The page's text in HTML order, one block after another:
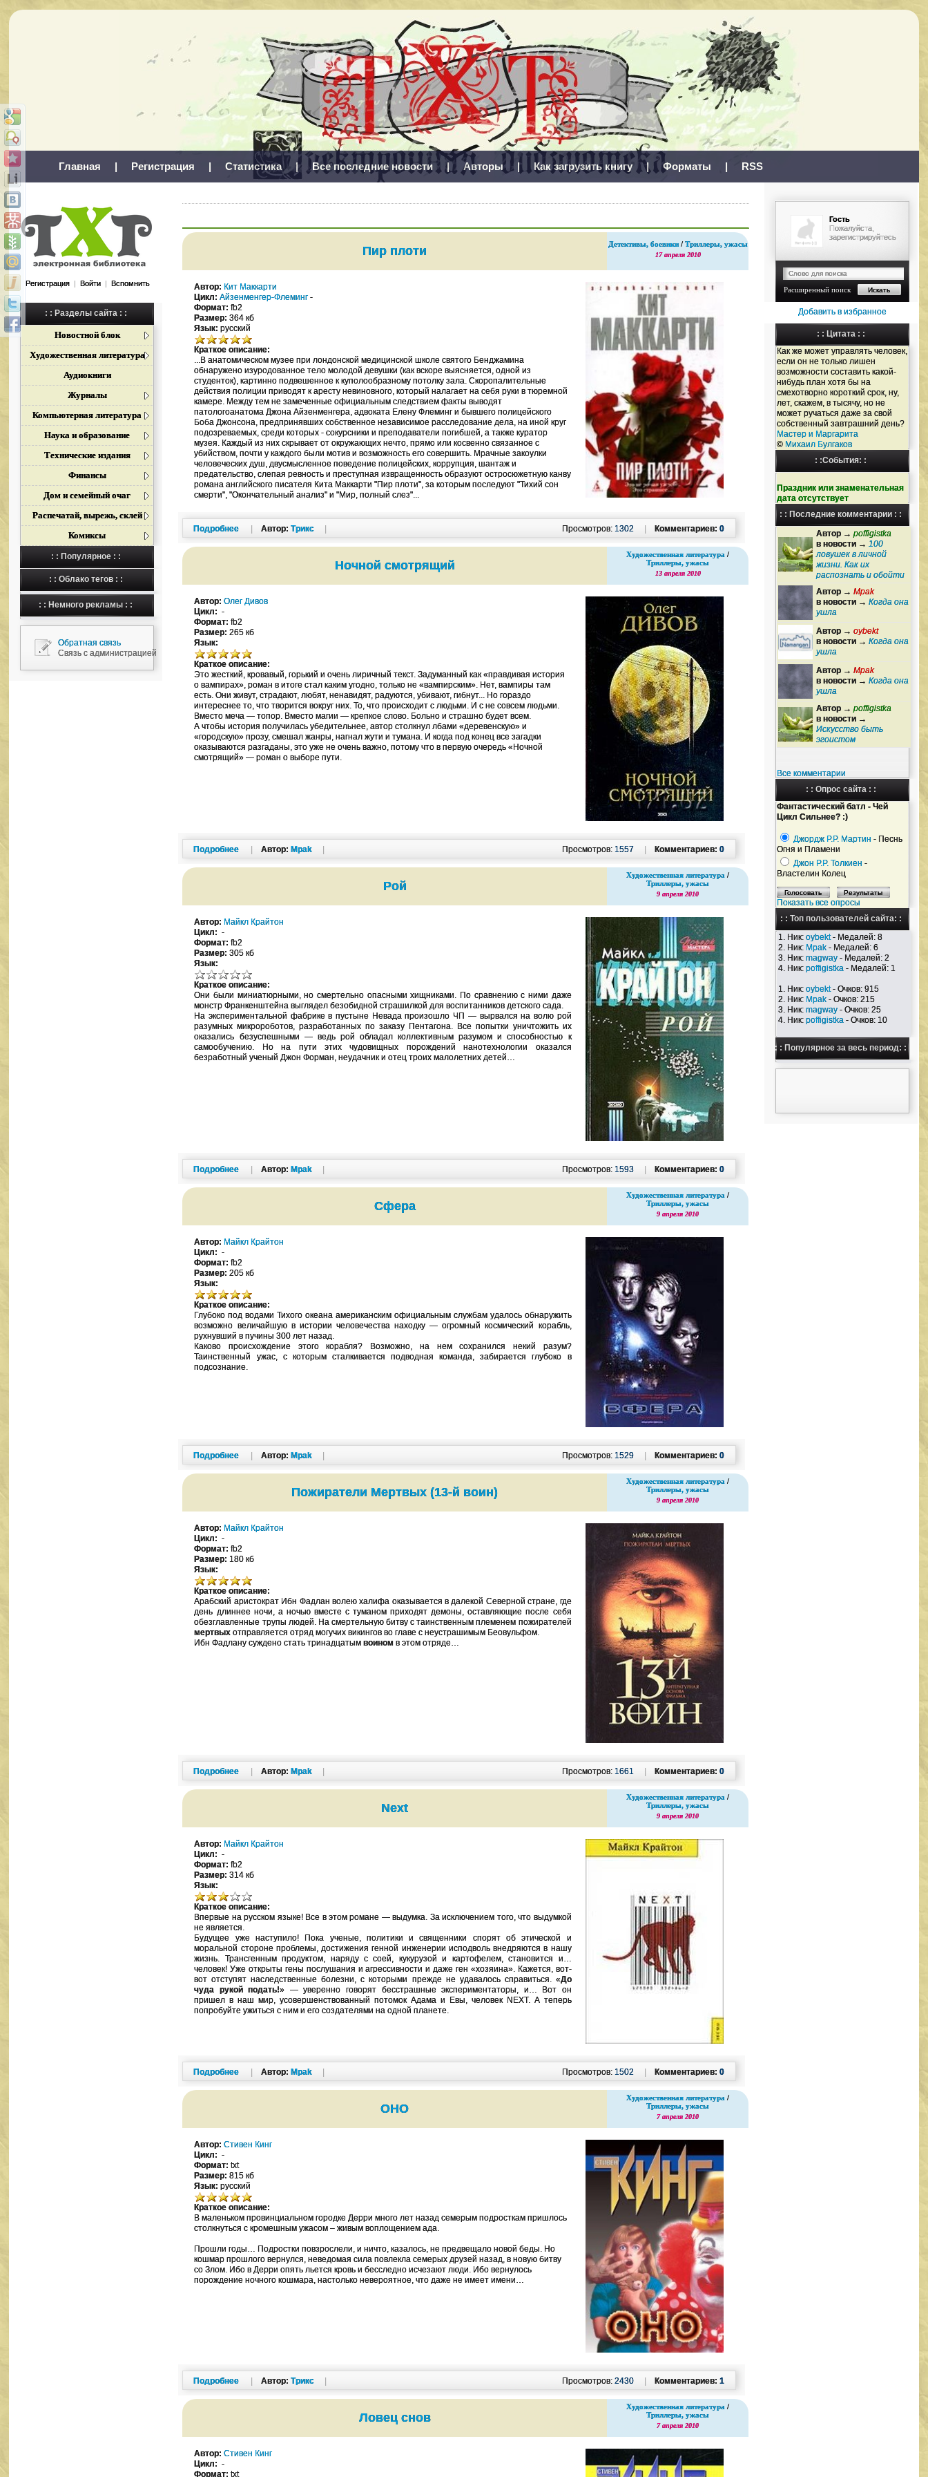
Главная | Регистрация | Статистика | Все последние новости | Авторы | Как загрузить книгу | Форматы | RSS
Регистрация | Войти | Вспомнить
: : Разделы сайта : :
Новостной блок
Художественная литература
Аудиокниги
Журналы
Компьютерная литература
Наука и образование
Технические издания
Финансы
Дом и семейный очаг
Распечатай, вырежь, склей
Комиксы
: : Популярное : :
: : Облако тегов : :
: : Немного рекламы : :
Обратная связь
Связь с администрацией
Гость
Пожалуйста,
зарегистрируйтесь
Расширенный поиск
Добавить в избранное
: : Цитата : :
Как же может управлять человек,
если он не только лишен
возможности составить какой-
нибудь план хотя бы на
смехотворно короткий срок, ну,
лет, скажем, в тысячу, но не
может ручаться даже за свой
собственный завтрашний день?
Мастер и Маргарита
© Михаил Булгаков
: :События: :
Праздник или знаменательная
дата отсутствует
: : Последние комментарии : :
Автор → poffigistka
в новости → 100
ловушек в личной
жизни. Как их
распознать и обойти
Автор → Mpak
в новости → Когда она
ушла
Автор → oybekt
в новости → Когда она
ушла
Автор → Mpak
в новости → Когда она
ушла
Автор → poffigistka
в новости →
Искусство быть
эгоистом
Все комментарии
: : Опрос сайта : :
Фантастический батл - Чей
Цикл Сильнее? :)
Джордж Р.Р. Мартин - Песнь
Огня и Пламени
Джон Р.Р. Толкиен -
Властелин Колец
Показать все опросы
: : Топ пользователей сайта: :
1. Ник: oybekt- Медалей: 8
2. Ник: Mpak- Медалей: 6
3. Ник: magway- Медалей: 2
4. Ник: poffigistka- Медалей: 1
1. Ник: oybekt- Очков: 915
2. Ник: Mpak- Очков: 215
3. Ник: magway- Очков: 25
4. Ник: poffigistka- Очков: 10
: : Популярное за весь период: :
Пир плоти Детективы, боевики/ Триллеры, ужасы
17 апреля 2010
Автор: Кит Маккарти
Цикл: Айзенменгер-Флеминг -
Формат: fb2
Размер: 364 кб
Язык: русский
Краткое описание:
...В анатомическом музее при лондонской медицинской школе святого Бенджамина
обнаружено изуродованное тело молодой девушки (как вскоре выясняется, одной из
студенток), картинно подвешенное к куполообразному потолку зала. Скоропалительные
действия полиции приводят к аресту невиновного, который налагает на себя руки в тюремной
камере. Между тем не замеченные официальным следствием факты выводят
патологоанатома Джона Айзенменгера, адвоката Елену Флеминг и бывшего полицейского
Боба Джонсона, предпринявших собственное независимое расследование дела, на иной круг
подозреваемых, среди которых - сокурсники и преподаватели погибшей, а также куратор
музея. Каждый из них скрывает от окружающих нечто, прямо или косвенно связанное с
убийством, почти у каждого были мотив и возможность его совершить. Мрачные закоулки
человеческих душ, двусмысленное поведение полицейских, коррупция, шантаж и
предательство, слепая ревность и преступная извращенность образуют остросюжетную канву
романа английского писателя Кита Маккарти "Пир плоти", за которым последуют "Тихий сон
смерти", "Окончательный анализ" и "Мир, полный слез"...
Подробнее Автор:Трикс Комментариев: 0
Просмотров: 1302
Ночной смотрящий
Художественная литература /
Триллеры, ужасы
13 апреля 2010
Автор: Олег Дивов
Цикл: -
Формат: fb2
Размер: 265 кб
Язык:
Краткое описание:
Это жесткий, кровавый, горький и очень лиричный текст. Задуманный как «правдивая история
о вампирах», роман в итоге стал каким угодно, только не «вампирским». Нет, вампиры там
есть. Они живут, страдают, любят, ненавидят, радуются, убивают, гибнут... Но гораздо
интереснее то, что творится вокруг них. То, что происходит с людьми. И с не совсем людьми.
Вместо меча — топор. Вместо магии — крепкое слово. Больно и страшно будет всем.
А чтобы история получилась убедительнее, автор столкнул лбами «деревенскую» и
«городскую» прозу, смешал жанры, нагнал жути и тумана. И когда под конец все загадки
оказываются разгаданы, это уже не очень важно, потому что в первую очередь «Ночной
смотрящий» — роман о выборе пути.
Подробнее Автор: Mpak Комментариев: 0
Просмотров: 1557
Рой
Художественная литература /
Триллеры, ужасы
9 апреля 2010
Автор: Майкл Крайтон
Цикл: -
Формат: fb2
Размер: 305 кб
Язык:
Краткое описание:
Они были миниатюрными, но смертельно опасными хищниками. По сравнению с ними даже
монстр Франкенштейна выглядел безобидной страшилкой для воспитанников детского сада.
На экспериментальной фабрике в пустыне Невада произошло ЧП — вырвался на волю рой
разумных микророботов, разработанных по заказу Пентагона. Все попытки уничтожить их
оказались безуспешными — ведь рой обладал коллективным разумом и способностью к
самообучению. Но на пути этих чудовищных порождений нанотехнологии оказался
безработный ученый Джон Форман, неудачник и отец троих малолетних детей…
Подробнее Автор: Mpak Комментариев: 0
Просмотров: 1593
Сфера
Художественная литература /
Триллеры, ужасы
9 апреля 2010
Автор: Майкл Крайтон
Цикл: -
Формат: fb2
Размер: 205 кб
Язык:
Краткое описание:
Глубоко под водами Тихого океана американским официальным службам удалось обнаружить
возможно величайшую в истории человечества находку — огромный космический корабль,
рухнувший в пучины 300 лет назад.
Каково происхождение этого корабля? Возможно, на нем сохранился некий разум?
Таинственный ужас, с которым сталкивается подводная команда, забирается глубоко в
подсознание.
Подробнее Автор: Mpak Комментариев: 0
Просмотров: 1529
Пожиратели Мертвых (13-й воин)
Художественная литература /
Триллеры, ужасы
9 апреля 2010
Автор: Майкл Крайтон
Цикл: -
Формат: fb2
Размер: 180 кб
Язык:
Краткое описание:
Арабский аристократ Ибн Фадлан волею халифа оказывается в далекой Северной стране, где
день длиннее ночи, а ночью вместе с туманом приходят демоны, оставляющие после себя
обезглавленные трупы людей. На смертельную битву с таинственным племенем пожирателей
мертвых отправляется отряд могучих викингов во главе с неустрашимым Беовульфом.
Ибн Фадлану суждено стать тринадцатымвоином в этом отряде…
Подробнее | Автор:Mpak | Комментариев: 0
Просмотров: 1661 |
Next
Художественная литература /
Триллеры, ужасы
9 апреля 2010
Автор: Майкл Крайтон
Цикл: -
Формат: fb2
Размер: 314 кб
Язык:
Краткое описание:
Впервые на русском языке! Все в этом романе — выдумка. За исключением того, что выдумкой
не является.
Будущее уже наступило! Пока ученые, политики и священники спорят об этической и
моральной стороне проблемы, достижения генной инженерии исподволь внедряются в нашу
жизнь. Трансгенным продуктом, наряду с соей, кукурузой и картофелем, становится и…
человек! Уже открыты гены послушания и агрессивности и даже ген «хозяина». Кажется, вот-
вот отступят наследственные болезни, с которыми прежде не удавалось справиться. «До
чуда рукой подать!» — уверенно говорят бесстрашные экспериментаторы, и… Вот он
пришел в наш мир, усовершенствованный потомок Адама и Евы, человек NEXT. А теперь
попробуйте ужиться с ним и его создателями на одной планете.
Подробнее | Автор:Mpak | Комментариев: 0
Просмотров: 1502 |
ОНО
Художественная литература /
Триллеры, ужасы
7 апреля 2010
Автор: Стивен Кинг
Цикл: -
Формат: txt
Размер: 815 кб
Язык: русский
Краткое описание:
В маленьком провинциальном городке Дерри много лет назад семерым подросткам пришлось
столкнуться с кромешным ужасом – живым воплощением ада.
Прошли годы… Подростки повзрослели, и ничто, казалось, не предвещало новой беды. Но
кошмар прошлого вернулся, неведомая сила повлекла семерых друзей назад, в новую битву
со Злом. Ибо в Дерри опять льется кровь и бесследно исчезают люди. Ибо вернулось
порождение ночного кошмара, настолько невероятное, что даже не имеет имени…
Подробнее | Автор:Трикс | Комментариев: 1
Просмотров: 2430 |
Ловец снов
Художественная литература /
Триллеры, ужасы
7 апреля 2010
Автор: Стивен Кинг
Цикл: -
Формат: txt